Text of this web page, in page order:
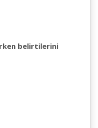
belirtilerini